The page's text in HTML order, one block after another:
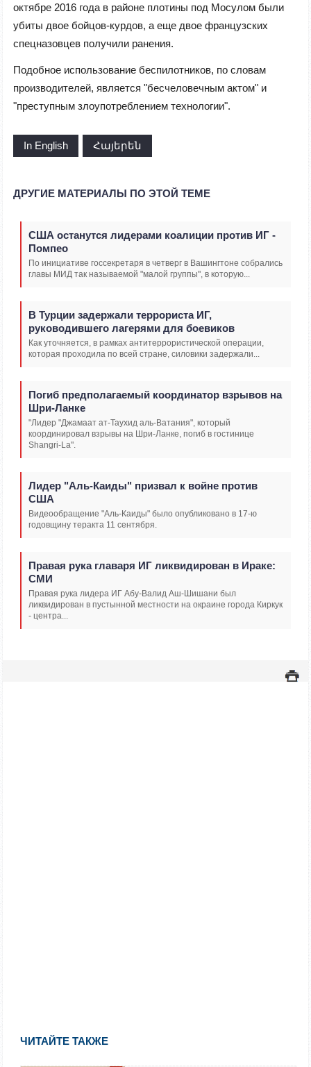
октябре 2016 года в районе плотины под Мосулом были
убиты двое бойцов-курдов, а еще двое французских
спецназовцев получили ранения.
Подобное использование беспилотников, по словам
производителей, является "бесчеловечным актом" и
"преступным злоупотреблением технологии".
In English Հայերեն
ДРУГИЕ МАТЕРИАЛЫ ПО ЭТОЙ ТЕМЕ
США останутся лидерами коалиции против ИГ -
Помпео
По инициативе госсекретаря в четверг в Вашингтоне собрались
главы МИД так называемой "малой группы", в которую...
В Турции задержали террориста ИГ,
руководившего лагерями для боевиков
Как уточняется, в рамках антитеррористической операции,
которая проходила по всей стране, силовики задержали...
Погиб предполагаемый координатор взрывов на
Шри-Ланке
"Лидер "Джамаат ат-Таухид аль-Ватания", который
координировал взрывы на Шри-Ланке, погиб в гостинице
Shangri-La".
Лидер "Аль-Каиды" призвал к войне против
США
Видеообращение "Аль-Каиды" было опубликовано в 17-ю
годовщину теракта 11 сентября.
Правая рука главаря ИГ ликвидирован в Ираке:
СМИ
Правая рука лидера ИГ Абу-Валид Аш-Шишани был
ликвидирован в пустынной местности на окраине города Киркук
- центра...
ЧИТАЙТЕ ТАКЖЕ